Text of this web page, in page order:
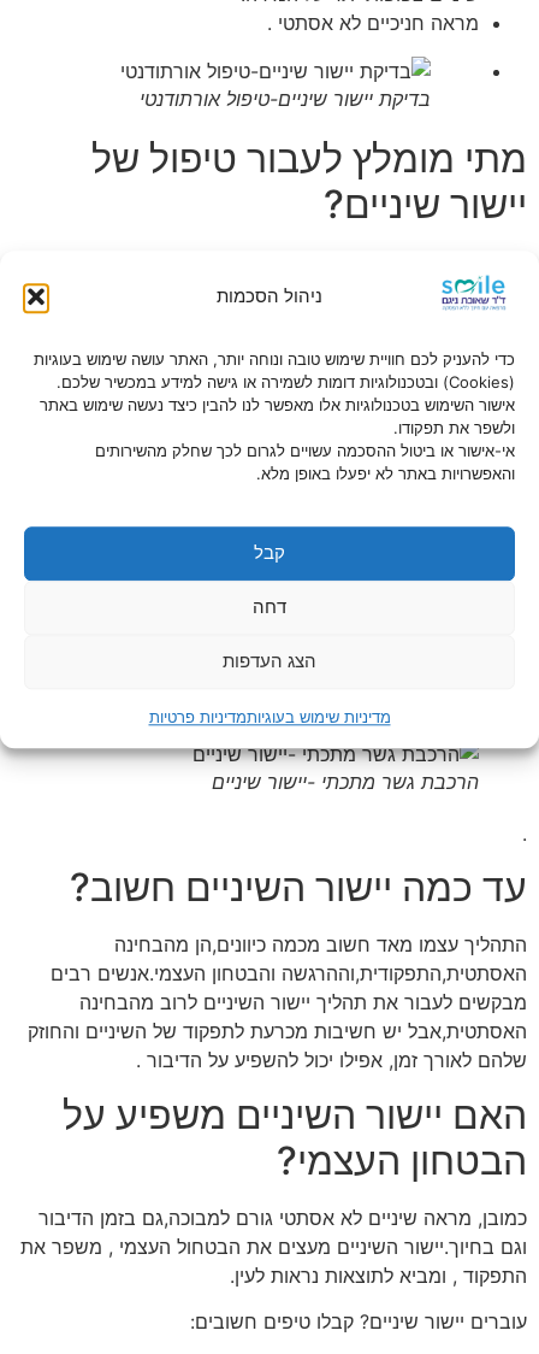
ניהול הסכמות
כדי להעניק לכם חוויית שימוש טובה ונוחה יותר, האתר עושה שימוש בעוגיות
(Cookies) ובטכנולוגיות דומות לשמירה או גישה למידע במכשיר שלכם.
אישור השימוש בטכנולוגיות אלו מאפשר לנו להבין כיצד נעשה שימוש באתר
ולשפר את תפקודו.
אי-אישור או ביטול ההסכמה עשויים לגרום לכך שחלק מהשירותים
והאפשרויות באתר לא יפעלו באופן מלא.
קבל
דחה
הצג העדפות
מדיניות שימוש בעוגיותמדיניות פרטיות
מראה חניכיים לא אסתטי .
בדיקת יישור שיניים-טיפול אורתודנטי
מתי מומלץ לעבור טיפול של
יישור שיניים?
רופא השיניים מחליט בהתאם לאבחון והדיאגנוזה,מה הצורך,ומה
היא השיטה המועדפת ביותר שיכולה להביא לתוצאות לשיפור
מראה השיניים.
האם יש מגבלול ליישור השיניים:
לפני תחילת תהליך הטיפול,רופא השיניים או האורתודנט ,מבצע
סדרת בדיקות בכדי לבדוק האם יישור השיניים מתאים.כמובן
יש לעבור טיפולים אחרים כמו טיפול בעששת אועקירה כירורגית
.בכל מקרה אורתודנט קובע בדיוק את סדרת הטיפולים .
כמה זמן לוקח לשיניים להגיע למצב החדש?
הרכבת גשר מתכתי -יישור שיניים
.
עד כמה יישור השיניים חשוב?
התהליך עצמו מאד חשוב מכמה כיוונים,הן מהבחינה
האסתטית,התפקודית,וההרגשה והבטחון העצמי.אנשים רבים
מבקשים לעבור את תהליך יישור השיניים לרוב מהבחינה
האסתטית,אבל יש חשיבות מכרעת לתפקוד של השיניים והחוזק
שלהם לאורך זמן, אפילו יכול להשפיע על הדיבור .
האם יישור השיניים משפיע על
הבטחון העצמי?
כמובן, מראה שיניים לא אסתטי גורם למבוכה,גם בזמן הדיבור
וגם בחיוך.יישור השיניים מעצים את הבטחול העצמי , משפר את
התפקוד , ומביא לתוצאות נראות לעין.
עוברים יישור שיניים? קבלו טיפים חשובים: